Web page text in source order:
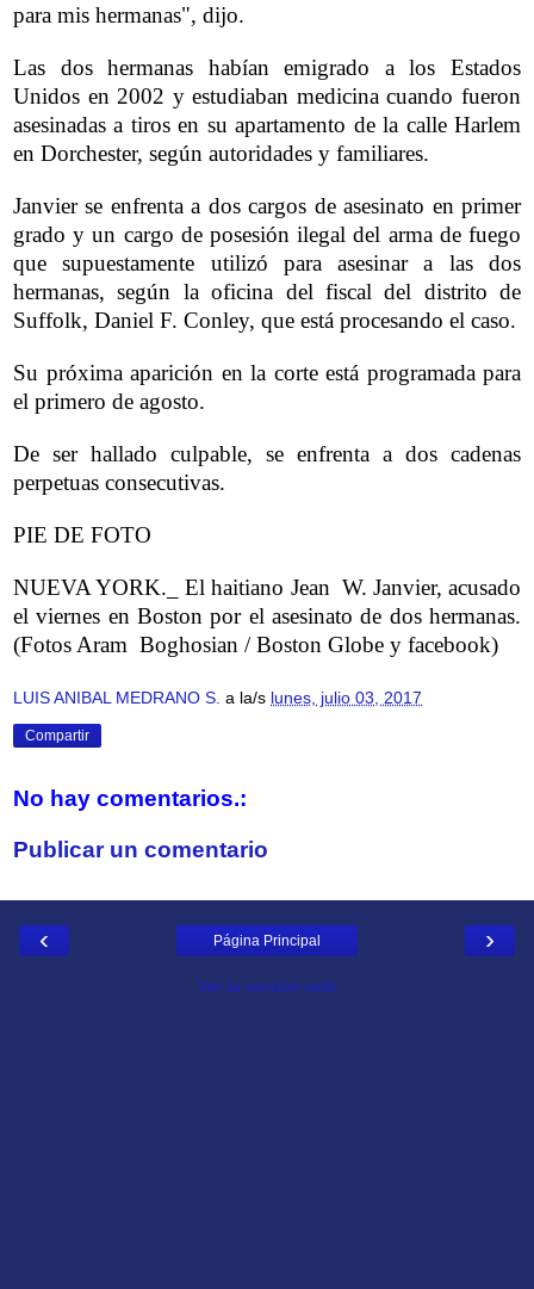
para mis hermanas", dijo.
Las dos hermanas habían emigrado a los Estados
Unidos en 2002 y estudiaban medicina cuando fueron
asesinadas a tiros en su apartamento de la calle Harlem
en Dorchester, según autoridades y familiares.
Janvier se enfrenta a dos cargos de asesinato en primer
grado y un cargo de posesión ilegal del arma de fuego
que supuestamente utilizó para asesinar a las dos
hermanas, según la oficina del fiscal del distrito de
Suffolk, Daniel F. Conley, que está procesando el caso.
Su próxima aparición en la corte está programada para
el primero de agosto.
De ser hallado culpable, se enfrenta a dos cadenas
perpetuas consecutivas.
PIE DE FOTO
NUEVA YORK._ El haitiano Jean W. Janvier, acusado
el viernes en Boston por el asesinato de dos hermanas.
(Fotos Aram Boghosian / Boston Globe y facebook)
LUIS ANIBAL MEDRANO S. a la/s lunes, julio 03, 2017
Compartir
No hay comentarios.:
Publicar un comentario
‹ ›
Página Principal
Ver la versión web